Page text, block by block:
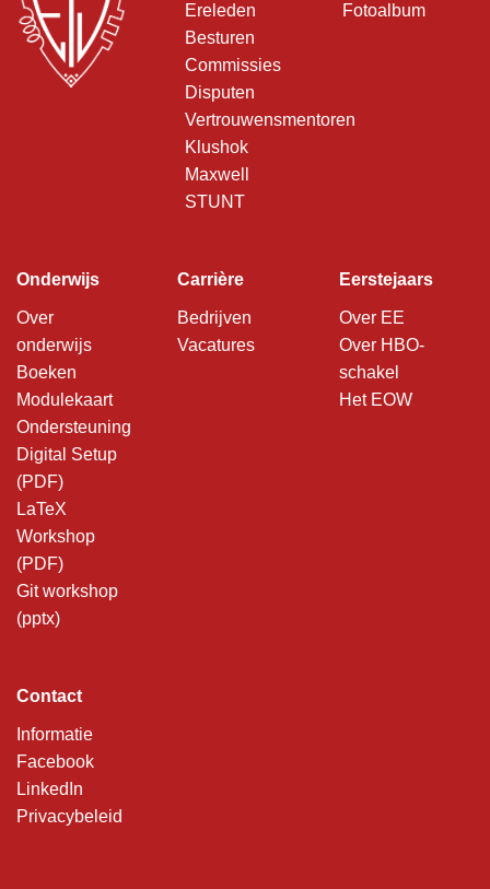
Ereleden
Besturen
Commissies
Disputen
Vertrouwensmentoren
Klushok
Maxwell
STUNT
Fotoalbum
Onderwijs
Over
onderwijs
Boeken
Modulekaart
Ondersteuning
Digital Setup
(PDF)
LaTeX
Workshop
(PDF)
Git workshop
(pptx)
Carrière
Bedrijven
Vacatures
Eerstejaars
Over EE
Over HBO-
schakel
Het EOW
Contact
Informatie
Facebook
LinkedIn
Privacybeleid